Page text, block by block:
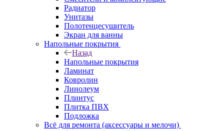
Радиатор
Унитазы
Полотенцесушитель
Экран для ванны
Напольные покрытия
Назад
Напольные покрытия
Ламинат
Ковролин
Линолеум
Плинтус
Плитка ПВХ
Подложка
Всё для ремонта (аксессуары и мелочи)